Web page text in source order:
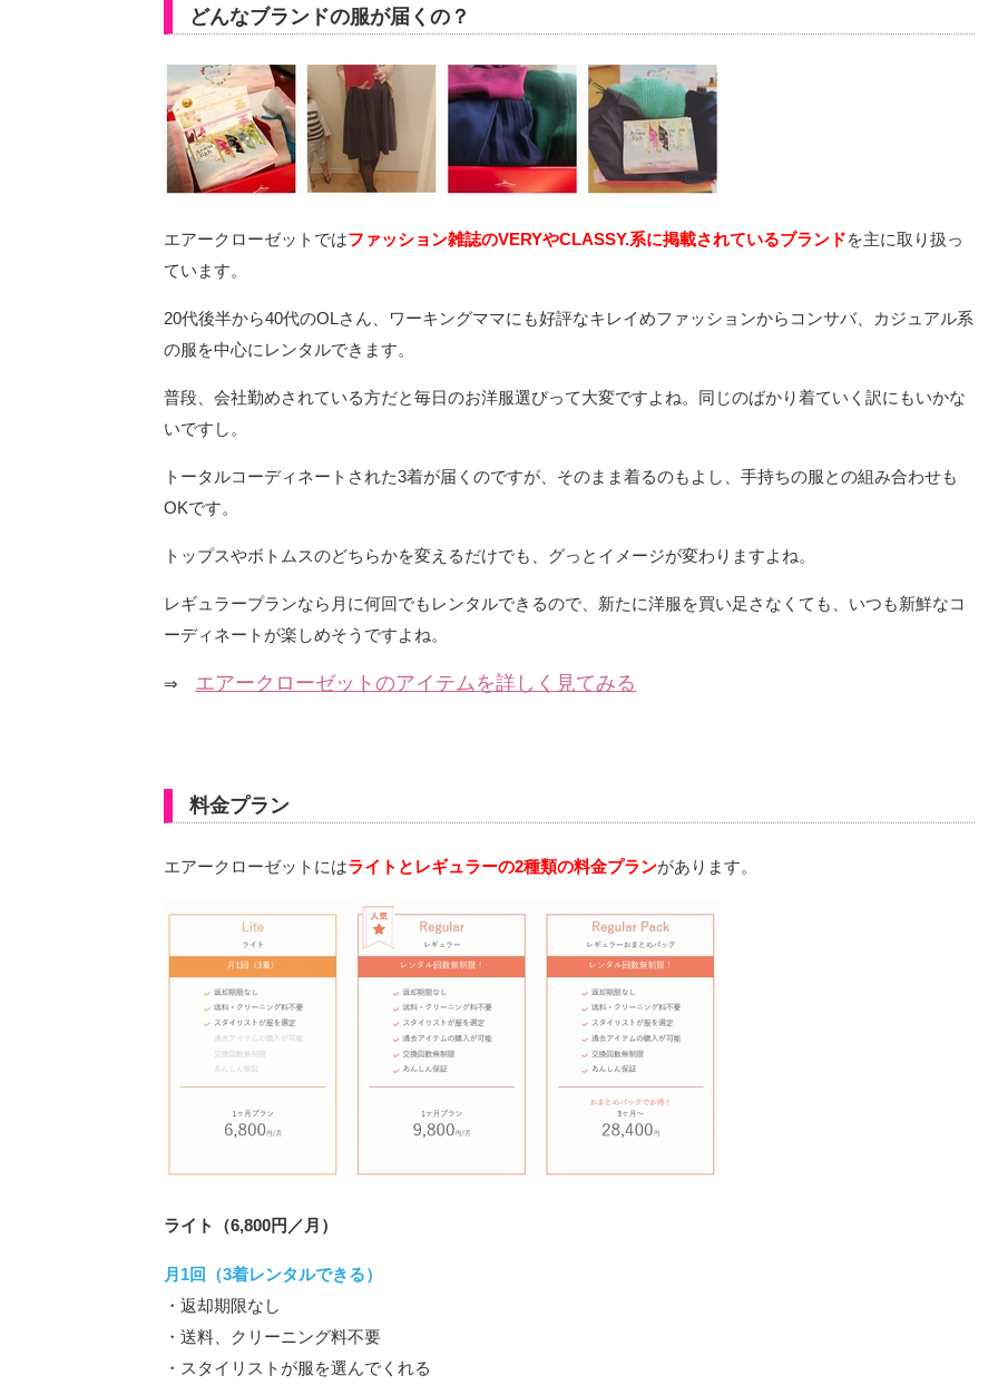
どんなブランドの服が届くの？
エアークローゼットではファッション雑誌のVERYやCLASSY.系に掲載されているブランドを主に取り扱っ
ています。
20代後半から40代のOLさん、ワーキングママにも好評なキレイめファッションからコンサバ、カジュアル系
の服を中心にレンタルできます。
普段、会社勤めされている方だと毎日のお洋服選びって大変ですよね。同じのばかり着ていく訳にもいかな
いですし。
トータルコーディネートされた3着が届くのですが、そのまま着るのもよし、手持ちの服との組み合わせも
OKです。
トップスやボトムスのどちらかを変えるだけでも、グっとイメージが変わりますよね。
レギュラープランなら月に何回でもレンタルできるので、新たに洋服を買い足さなくても、いつも新鮮なコ
ーディネートが楽しめそうですよね。
⇒ エアークローゼットのアイテムを詳しく見てみる
料金プラン
エアークローゼットにはライトとレギュラーの2種類の料金プランがあります。
ライト（6,800円／月）
月1回（3着レンタルできる）
・返却期限なし
・送料、クリーニング料不要
・スタイリストが服を選んでくれる